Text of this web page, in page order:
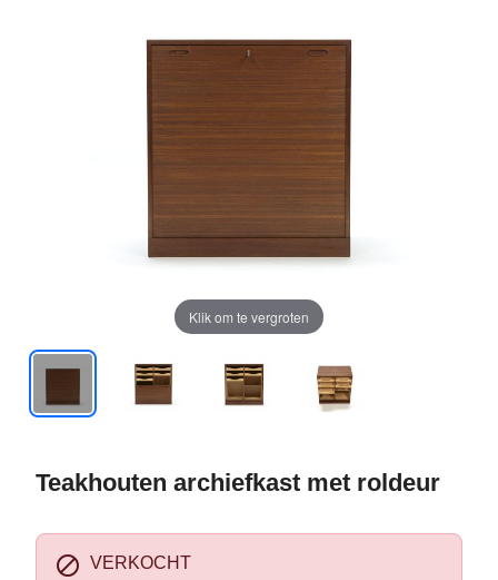
Klik om te vergroten
Teakhouten archiefkast met roldeur
 VERKOCHT